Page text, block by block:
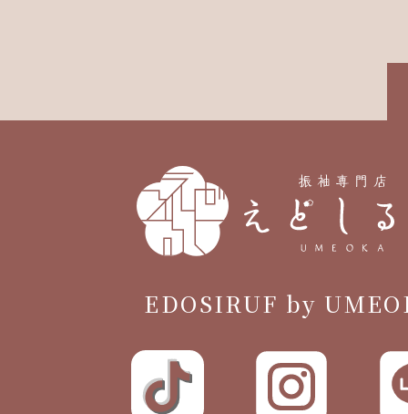
EDOSIRUF by